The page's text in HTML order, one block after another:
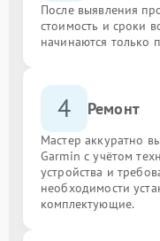
После выявления
стоимость и сроки
начинаются только
4 Ремонт
Мастер аккуратно
Garmin с учётом
устройства и
необходимости
комплектующие.